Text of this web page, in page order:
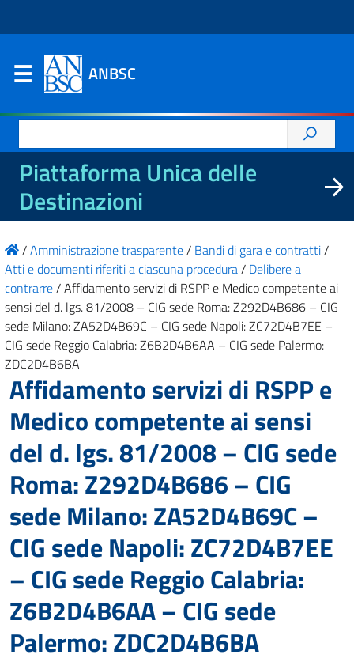
ANBSC
per:
Piattaforma Unica delle
Destinazioni
/Amministrazione trasparente/ Bandi di gara e contratti/
Atti e documenti riferiti a ciascuna procedura/ Delibere a
contrarre/Affidamento servizi di RSPP e Medico competente ai
sensi del d. lgs. 81/2008 – CIG sede Roma: Z292D4B686 – CIG
sede Milano: ZA52D4B69C – CIG sede Napoli: ZC72D4B7EE –
CIG sede Reggio Calabria: Z6B2D4B6AA – CIG sede Palermo:
ZDC2D4B6BA
Affidamento servizi di RSPP e
Medico competente ai sensi
del d. lgs. 81/2008 – CIG sede
Roma: Z292D4B686 – CIG
sede Milano: ZA52D4B69C –
CIG sede Napoli: ZC72D4B7EE
– CIG sede Reggio Calabria:
Z6B2D4B6AA – CIG sede
Palermo: ZDC2D4B6BA